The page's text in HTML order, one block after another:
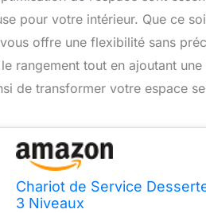
pour votre intérieur. Que ce
offre une flexibilité sans
rangement tout en ajoutant
de transformer votre espace
Chariot de Service
3 Niveaux